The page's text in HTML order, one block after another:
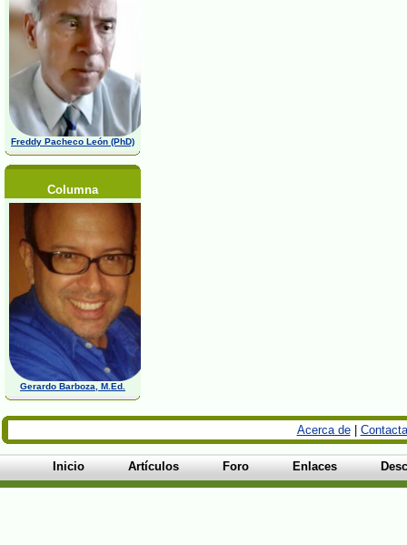
Freddy Pacheco León (PhD)
Columna
Gerardo Barboza, M.Ed.
Acerca de|
Inicio Artículos Foro Enlaces